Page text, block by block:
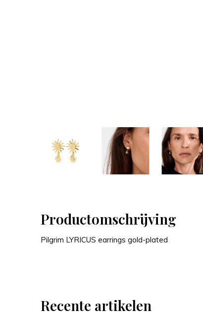
Productomschrijving
Pilgrim LYRICUS earrings gold-plated
Recente artikelen